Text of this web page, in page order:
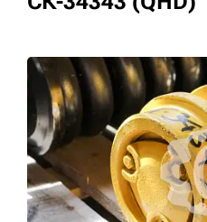
Информация
3D тур по производству
3D тур по складам
sksale@skdst.ru